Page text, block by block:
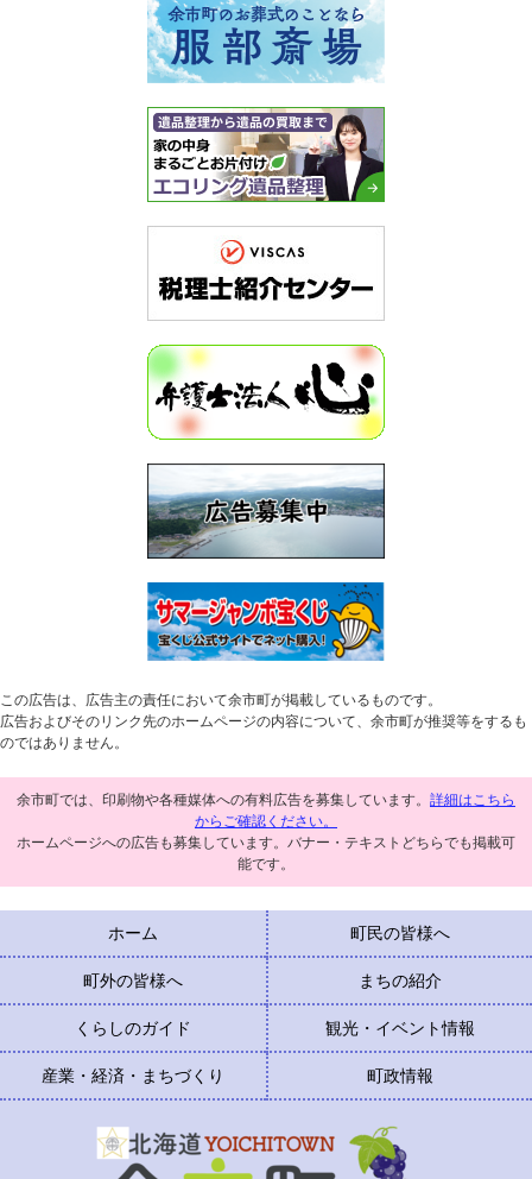
この広告は、広告主の責任において余市町が掲載しているものです。
広告およびそのリンク先のホームページの内容について、余市町が推奨等をするも
のではありません。
余市町では、印刷物や各種媒体への有料広告を募集しています。 詳細はこちら
からご確認ください。
ホームページへの広告も募集しています。バナー・テキストどちらでも掲載可
能です。
ホーム 町民の皆様へ
町外の皆様へ まちの紹介
くらしのガイド 観光・イベント情報
産業・経済・まちづくり 町政情報